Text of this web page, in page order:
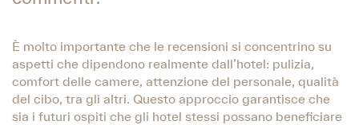
È molto importante che le recensioni si concentrino su
aspetti che dipendono realmente dall’hotel: pulizia,
comfort delle camere, attenzione del personale, qualità
del cibo, tra gli altri. Questo approccio garantisce che
sia i futuri ospiti che gli hotel stessi possano beneficiare